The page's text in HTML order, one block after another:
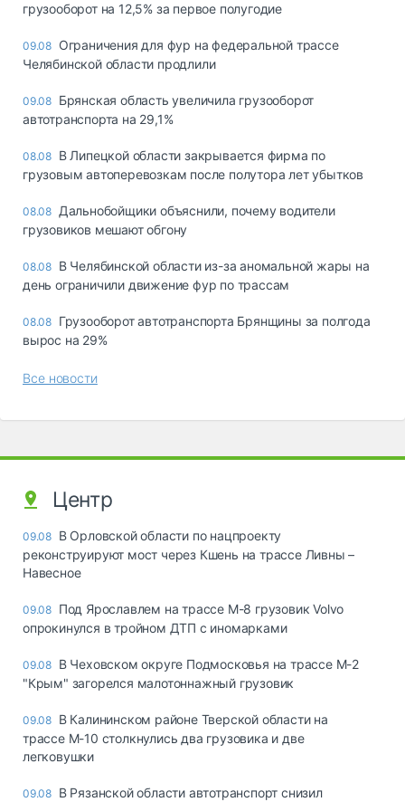
грузооборот на 12,5% за первое полугодие
09.08 Ограничения для фур на федеральной трассе
Челябинской области продлили
09.08 Брянская область увеличила грузооборот
автотранспорта на 29,1%
08.08 В Липецкой области закрывается фирма по
грузовым автоперевозкам после полутора лет убытков
08.08 Дальнобойщики объяснили, почему водители
грузовиков мешают обгону
08.08 В Челябинской области из-за аномальной жары на
день ограничили движение фур по трассам
08.08 Грузооборот автотранспорта Брянщины за полгода
вырос на 29%
Все новости
Центр
09.08 В Орловской области по нацпроекту
реконструируют мост через Кшень на трассе Ливны –
Навесное
09.08 Под Ярославлем на трассе М-8 грузовик Volvo
опрокинулся в тройном ДТП с иномарками
09.08 В Чеховском округе Подмосковья на трассе М-2
"Крым" загорелся малотоннажный грузовик
09.08 В Калининском районе Тверской области на
трассе М-10 столкнулись два грузовика и две
легковушки
09.08 В Рязанской области автотранспорт снизил